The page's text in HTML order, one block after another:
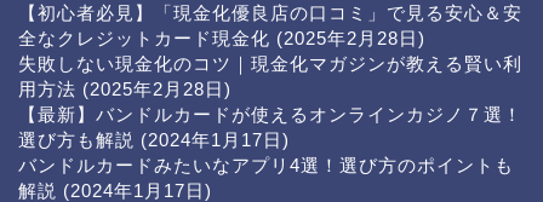
【初心者必見】「現金化優良店の口コミ」で見る安心＆安
全なクレジットカード現金化 (2025年2月28日)
失敗しない現金化のコツ｜現金化マガジンが教える賢い利
用方法 (2025年2月28日)
【最新】バンドルカードが使えるオンラインカジノ７選！
選び方も解説 (2024年1月17日)
バンドルカードみたいなアプリ4選！選び方のポイントも
解説 (2024年1月17日)